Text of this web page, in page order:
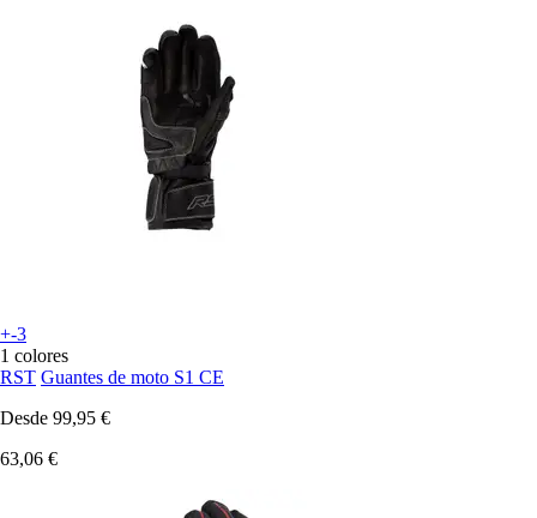
+-3
1 colores
RST Guantes de moto S1 CE
Desde 99,95 €
63,06 €